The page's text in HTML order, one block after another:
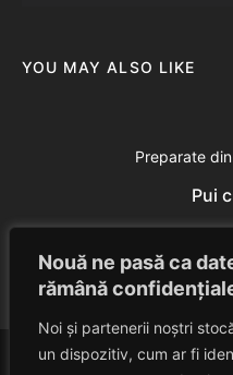
Nouă ne pasă ca
rămână
Noi și partenerii noștri
un dispozitiv, cum ar fi
YOU MAY ALSO LIKE
Preparate
Pui
Eduard